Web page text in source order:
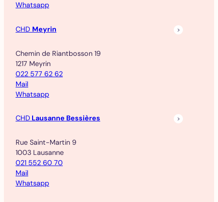
Whatsapp
CHD Meyrin
Chemin de Riantbosson 19
1217 Meyrin
022 577 62 62
Mail
Whatsapp
CHD Lausanne Bessières
Rue Saint-Martin 9
1003 Lausanne
021 552 60 70
Mail
Whatsapp